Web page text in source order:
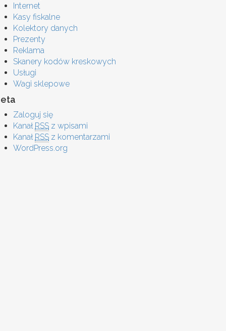
Internet
Kasy fiskalne
Kolektory danych
Prezenty
Reklama
Skanery kodów kreskowych
Usługi
Wagi sklepowe
Zaloguj się
Kanał RSS z wpisami
Kanał RSS z komentarzami
WordPress.org